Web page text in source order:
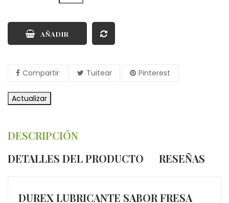
AÑADIR
Compartir Tuitear Pinterest
DESCRIPCIÓN
DETALLES DEL PRODUCTO
RESEÑAS
DUREX LUBRICANTE SABOR FRESA